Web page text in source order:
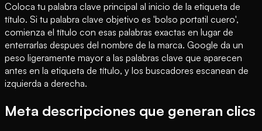
Coloca tu palabra clave principal al inicio de la etiqueta de
título. Si tu palabra clave objetivo es 'bolso portatil cuero',
comienza el título con esas palabras exactas en lugar de
enterrarlas despues del nombre de la marca. Google da un
peso ligeramente mayor a las palabras clave que aparecen
antes en la etiqueta de título, y los buscadores escanean de
izquierda a derecha.
Meta descripciones que generan clics